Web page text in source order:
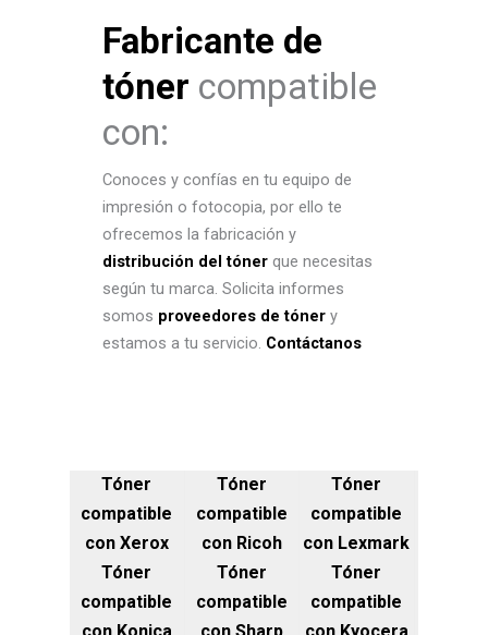
Fabricante de
tóner compatible
con:
Conoces y confías en tu equipo de
impresión o fotocopia, por ello te
ofrecemos la fabricación y
distribución del tóner que necesitas
según tu marca. Solicita informes
somos proveedores de tóner y
estamos a tu servicio. Contáctanos
Tóner
compatible
con Xerox
Tóner
compatible
con Ricoh
Tóner
compatible
con Lexmark
Tóner
compatible
con Konica
Tóner
compatible
con Sharp
Tóner
compatible
con Kyocera